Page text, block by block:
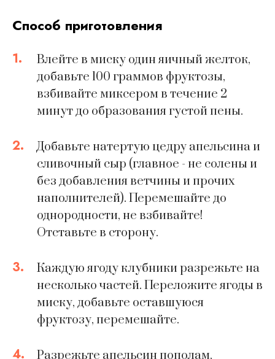
Способ приготовления
1.
Влейте в миску один яичный желток,
добавьте 100 граммов фруктозы,
взбивайте миксером в течение 2
минут до образования густой пены.
2.
Добавьте натертую цедру апельсина и
сливочный сыр (главное - не солены и
без добавления ветчины и прочих
наполнителей). Перемешайте до
однородности, не взбивайте!
Отставьте в сторону.
3.
Каждую ягоду клубники разрежьте на
несколько частей. Переложите ягоды в
миску, добавьте оставшуюся
фруктозу, перемешайте.
4.
Разрежьте апельсин пополам,